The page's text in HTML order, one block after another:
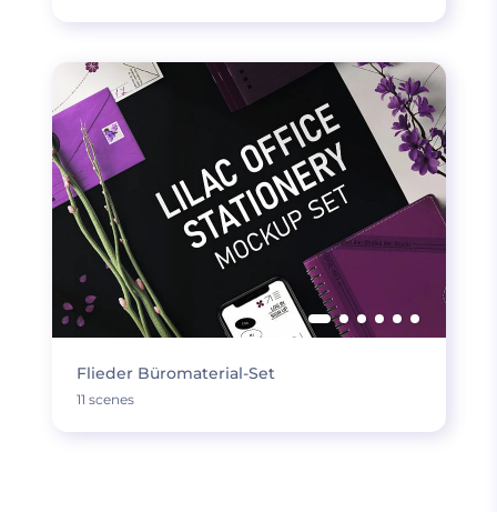
Flieder Büromaterial-Set
11 scenes